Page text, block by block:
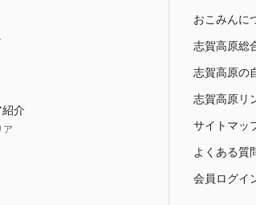
介
ア
おこみんに
志賀高原総
志賀高原の
志賀高原リ
サイトマッ
よくある質
会員ログイ